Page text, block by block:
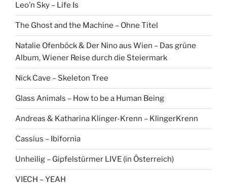
Leo’n Sky – Life Is
The Ghost and the Machine – Ohne Titel
Natalie Ofenböck & Der Nino aus Wien – Das grüne
Album, Wiener Reise durch die Steiermark
Nick Cave – Skeleton Tree
Glass Animals – How to be a Human Being
Andreas & Katharina Klinger-Krenn – KlingerKrenn
Cassius – Ibifornia
Unheilig – Gipfelstürmer LIVE (in Österreich)
VIECH – YEAH